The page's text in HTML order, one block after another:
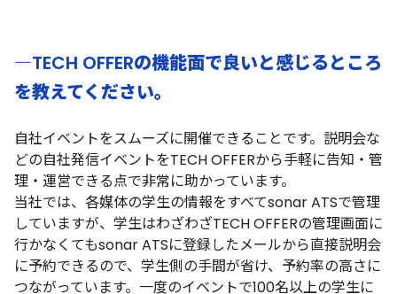
―TECH OFFERの機能面で良いと感じるところ
を教えてください。
自社イベントをスムーズに開催できることです。説明会な
どの自社発信イベントをTECH OFFERから手軽に告知・管
理・運営できる点で非常に助かっています。
当社では、各媒体の学生の情報をすべてsonar ATSで管理
していますが、学生はわざわざTECH OFFERの管理画面に
行かなくてもsonar ATSに登録したメールから直接説明会
に予約できるので、学生側の手間が省け、予約率の高さに
つながっています。一度のイベントで100名以上の学生に